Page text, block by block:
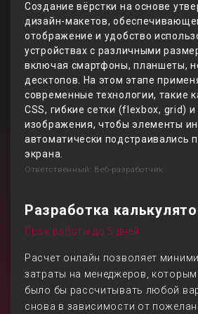
Создание вёрстки на основе
дизайн-макетов,
отображение и удобство
устройствах с различными
включая смартфоны, планшеты,
десктопов. На этом этапе
современные технологии, такие
CSS, гибкие сетки (flexbox, grid)
изображения, чтобы элементы
автоматически подстраивались
экрана.
Ответственный: Веб-разработчик
Разработка
Срок работы до 5 дней
Расчет онлайн позволяет
затраты на менеджеров,
было бы рассчитывать любой
снова в зависимости от